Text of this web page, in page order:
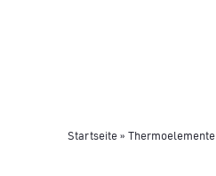
Startseite»Thermoelemente